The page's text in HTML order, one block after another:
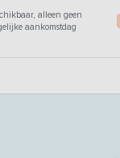
alleen geen
aankomstdag